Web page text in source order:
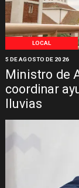
LOCAL
Ministro de
coordinar
lluvias
5 DE AGOSTO DE 2026